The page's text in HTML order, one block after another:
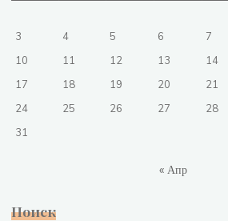
3
4 5 6 7
10
11 12 13 14
17
18 19 20 21
24
25 26 27 28
31
« Апр
Поиск